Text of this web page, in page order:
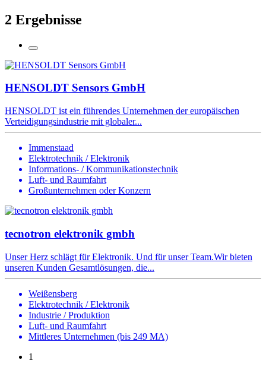
2 Ergebnisse
HENSOLDT Sensors GmbH
HENSOLDT ist ein führendes Unternehmen der europäischen
Verteidigungsindustrie mit globaler...
Immenstaad
Elektrotechnik / Elektronik
Informations- / Kommunikationstechnik
Luft- und Raumfahrt
Großunternehmen oder Konzern
tecnotron elektronik gmbh
Unser Herz schlägt für Elektronik. Und für unser Team.Wir bieten
unseren Kunden Gesamtlösungen, die...
Weißensberg
Elektrotechnik / Elektronik
Industrie / Produktion
Luft- und Raumfahrt
Mittleres Unternehmen (bis 249 MA)
1